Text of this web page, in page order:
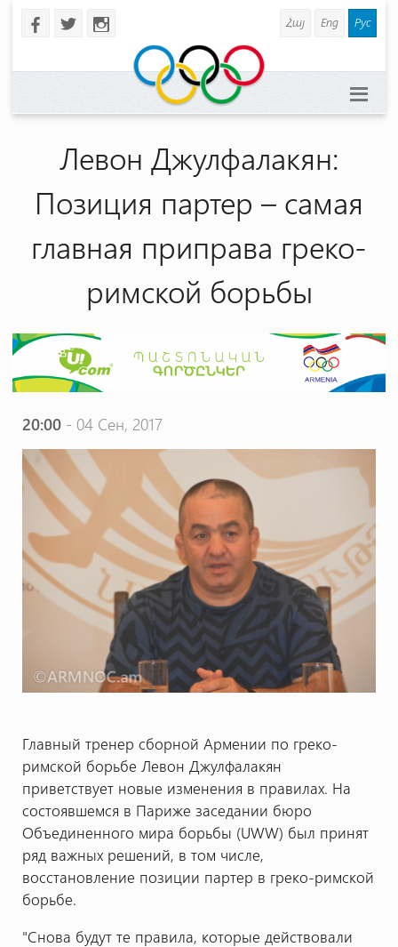
b a x Հայ Eng Рус
Левон Джулфалакян:
Позиция партер – самая
главная приправа греко-
римской борьбы
20:00- 04 Сен, 2017
Главный тренер сборной Армении по греко-
римской борьбе Левон Джулфалакян
приветствует новые изменения в правилах. На
состоявшемся в Париже заседании бюро
Объединенного мира борьбы (UWW) был принят
ряд важных решений, в том числе,
восстановление позиции партер в греко-римской
борьбе.
"Снова будут те правила, которые действовали